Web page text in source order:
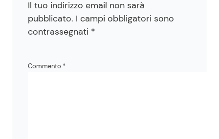
Il tuo indirizzo email non sarà
pubblicato. I campi obbligatori sono
contrassegnati *
Commento *